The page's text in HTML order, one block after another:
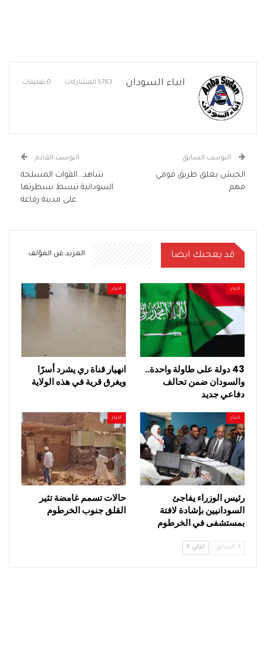
انباء السودان 5763 المشاركات 0 تعليقات
البوست السابق
الجيش يغلق طريق قومي
مهم
البوست القادم
شاهد…القوات المسلحة
السودانية تبسط سيطرتها
على مدينة رفاعة
قد يعجبك ايضا المزيد عن المؤلف
اخبار
43 دولة على طاولة واحدة..
والسودان ضمن تحالف
دفاعي جديد
اخبار
انهيار قناة ري يشرد أسرًا
ويغرق قرية في هذه الولاية
اخبار
رئيس الوزراء يفاجئ
السودانيين بإشادة لافتة
بمستشفى في الخرطوم
اخبار
حالات تسمم غامضة تثير
القلق جنوب الخرطوم
السابق التالي